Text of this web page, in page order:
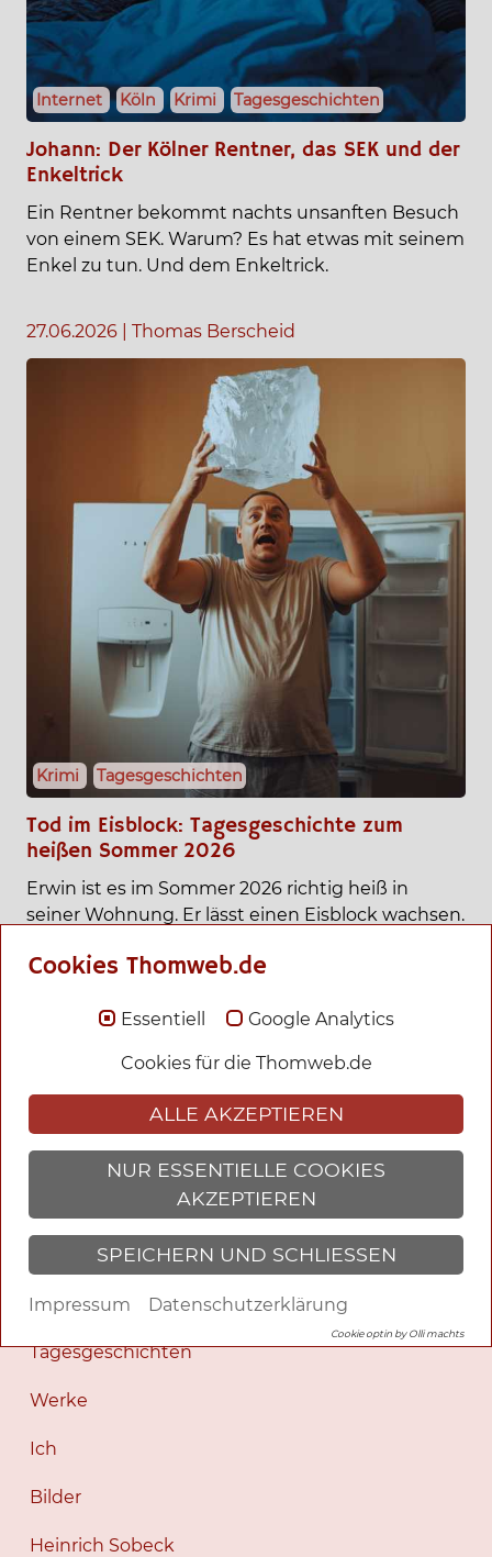
Internet Köln Krimi Tagesgeschichten
Johann: Der Kölner Rentner, das SEK und der
Enkeltrick
Ein Rentner bekommt nachts unsanften Besuch
von einem SEK. Warum? Es hat etwas mit seinem
Enkel zu tun. Und dem Enkeltrick.
27.06.2026 Thomas Berscheid
Krimi Tagesgeschichten
Tod im Eisblock: Tagesgeschichte zum
heißen Sommer 2026
Erwin ist es im Sommer 2026 richtig heiß in
seiner Wohnung. Er lässt einen Eisblock wachsen.
ihn nicht mehr in den Griff.
Zum Start des Blog
Blog
Krimis und Ebooks
Fantasy und Romane
Romane
Tagesgeschichten
Werke
Ich
Bilder
Heinrich Sobeck
Cookies Thomweb.de
Essentiell Google Analytics
Cookies für die Thomweb.de
ALLE AKZEPTIEREN
NUR ESSENTIELLE COOKIES
AKZEPTIEREN
SPEICHERN UND SCHLIESSEN
Impressum Datenschutzerklärung
Cookie optin by Olli machts